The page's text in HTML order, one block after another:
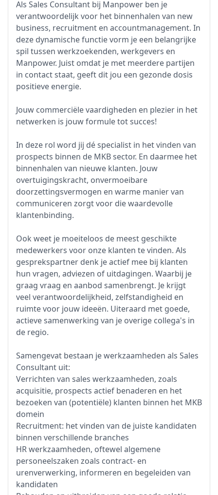
Als Sales Consultant bij Manpower ben je
verantwoordelijk voor het binnenhalen van new
business, recruitment en accountmanagement. In
deze dynamische functie vorm je een belangrijke
spil tussen werkzoekenden, werkgevers en
Manpower. Juist omdat je met meerdere partijen
in contact staat, geeft dit jou een gezonde dosis
positieve energie.
Jouw commerciële vaardigheden en plezier in het
netwerken is jouw formule tot succes!
In deze rol word jij dé specialist in het vinden van
prospects binnen de MKB sector. En daarmee het
binnenhalen van nieuwe klanten. Jouw
overtuigingskracht, onvermoeibare
doorzettingsvermogen en warme manier van
communiceren zorgt voor die waardevolle
klantenbinding.
Ook weet je moeiteloos de meest geschikte
medewerkers voor onze klanten te vinden. Als
gesprekspartner denk je actief mee bij klanten
hun vragen, adviezen of uitdagingen. Waarbij je
graag vraag en aanbod samenbrengt. Je krijgt
veel verantwoordelijkheid, zelfstandigheid en
ruimte voor jouw ideeën. Uiteraard met goede,
actieve samenwerking van je overige collega's in
de regio.
Samengevat bestaan je werkzaamheden als Sales
Consultant uit:
Verrichten van sales werkzaamheden, zoals
acquisitie, prospects actief benaderen en het
bezoeken van (potentiële) klanten binnen het MKB
domein
Recruitment: het vinden van de juiste kandidaten
binnen verschillende branches
HR werkzaamheden, oftewel algemene
personeelszaken zoals contract- en
urenverwerking, informeren en begeleiden van
kandidaten